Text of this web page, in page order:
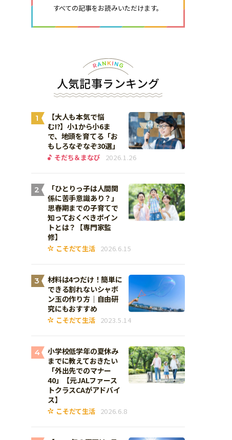
すべての記事をお読みいただけます。
人気記事ランキング
1
【大人も本気で悩
む!?】小1から小6ま
で、地頭を育てる「お
もしろなぞなぞ30選」
そだち＆まなび 2026.1.26
2
「ひとりっ子は人間関
係に苦手意識あり？」
思春期までの子育てで
知っておくべきポイン
トとは？【専門家監
修】
こそだて生活 2026.6.15
3
材料は4つだけ！簡単に
できる割れないシャボ
ン玉の作り方｜自由研
究にもおすすめ
こそだて生活 2023.5.14
4
小学校低学年の夏休み
までに教えておきたい
「外出先でのマナー
40」【元JALファース
トクラスCAがアドバイ
ス】
こそだて生活 2026.6.8